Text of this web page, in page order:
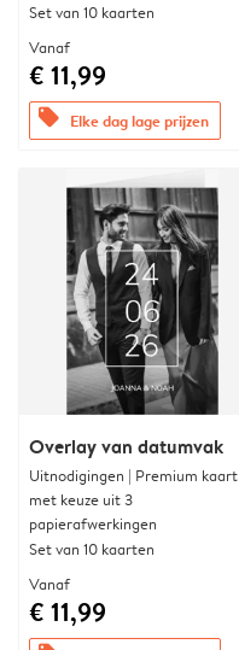
Set van 10 kaarten
Vanaf
€ 11,99
offers Elke dag lage prijzen
Overlay van datumvak
Uitnodigingen | Premium kaart
met keuze uit 3
papierafwerkingen
Set van 10 kaarten
Vanaf
€ 11,99